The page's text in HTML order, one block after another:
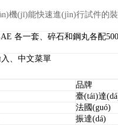
機(jī)能快速進(jìn)行試件的
各一套、碎石和鋼丸各配
、中文菜單
品牌
臺(tái)達
法國(guó)
振達(dá)